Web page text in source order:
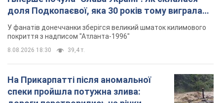
дороги перетворились на річки.
Відео
курортний Буковель
за газ через покази зіпсованого
лічильника: суддя ухвалив